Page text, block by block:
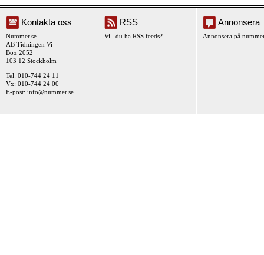
Kontakta oss
Nummer.se
AB Tidningen Vi
Box 2052
103 12 Stockholm
Tel: 010-744 24 11
Vx: 010-744 24 00
E-post: info@nummer.se
RSS
Vill du ha RSS feeds?
Annonsera
Annonsera på